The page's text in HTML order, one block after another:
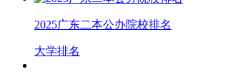
2025广东二本公办院校排名
大学排名